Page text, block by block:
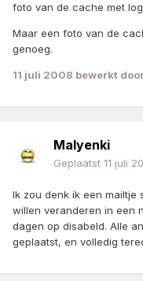
foto van de cache met
Maar een foto van de
genoeg.
11 juli 2008 bewerkt
Malyenki
Geplaatst 11 juli
Ik zou denk ik een
willen veranderen in een
dagen op disabeld. Alle
geplaatst, en volledig